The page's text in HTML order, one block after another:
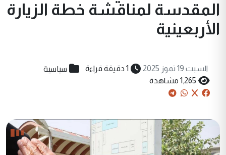
المقدسة لمناقشة خطة الزيارة
الأربعينية
السبت 19 تموز 2025 1 دقيقة قراءة سياسية
1,265 مشاهدة